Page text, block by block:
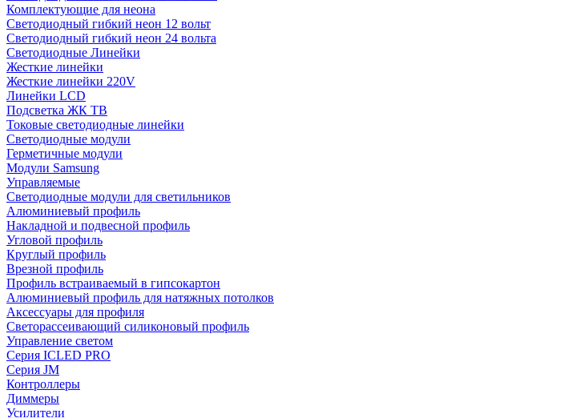
Комплектующие для неона
Светодиодный гибкий неон 12 вольт
Светодиодный гибкий неон 24 вольта
Светодиодные Линейки
Жесткие линейки
Жесткие линейки 220V
Линейки LCD
Подсветка ЖК ТВ
Токовые светодиодные линейки
Светодиодные модули
Герметичные модули
Модули Samsung
Управляемые
Светодиодные модули для светильников
Алюминиевый профиль
Накладной и подвесной профиль
Угловой профиль
Круглый профиль
Врезной профиль
Профиль встраиваемый в гипсокартон
Алюминиевый профиль для натяжных потолков
Аксессуары для профиля
Светорассеивающий силиконовый профиль
Управление светом
Серия ICLED PRO
Серия JM
Контроллеры
Диммеры
Усилители